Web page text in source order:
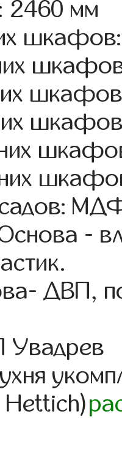
2460 мм
-
ДВП,
Увадрев